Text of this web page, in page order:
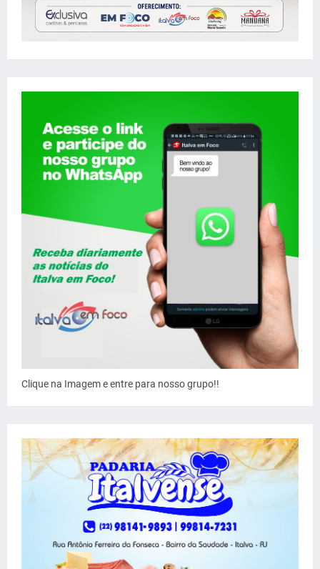
Clique na Imagem e entre para nosso grupo!!